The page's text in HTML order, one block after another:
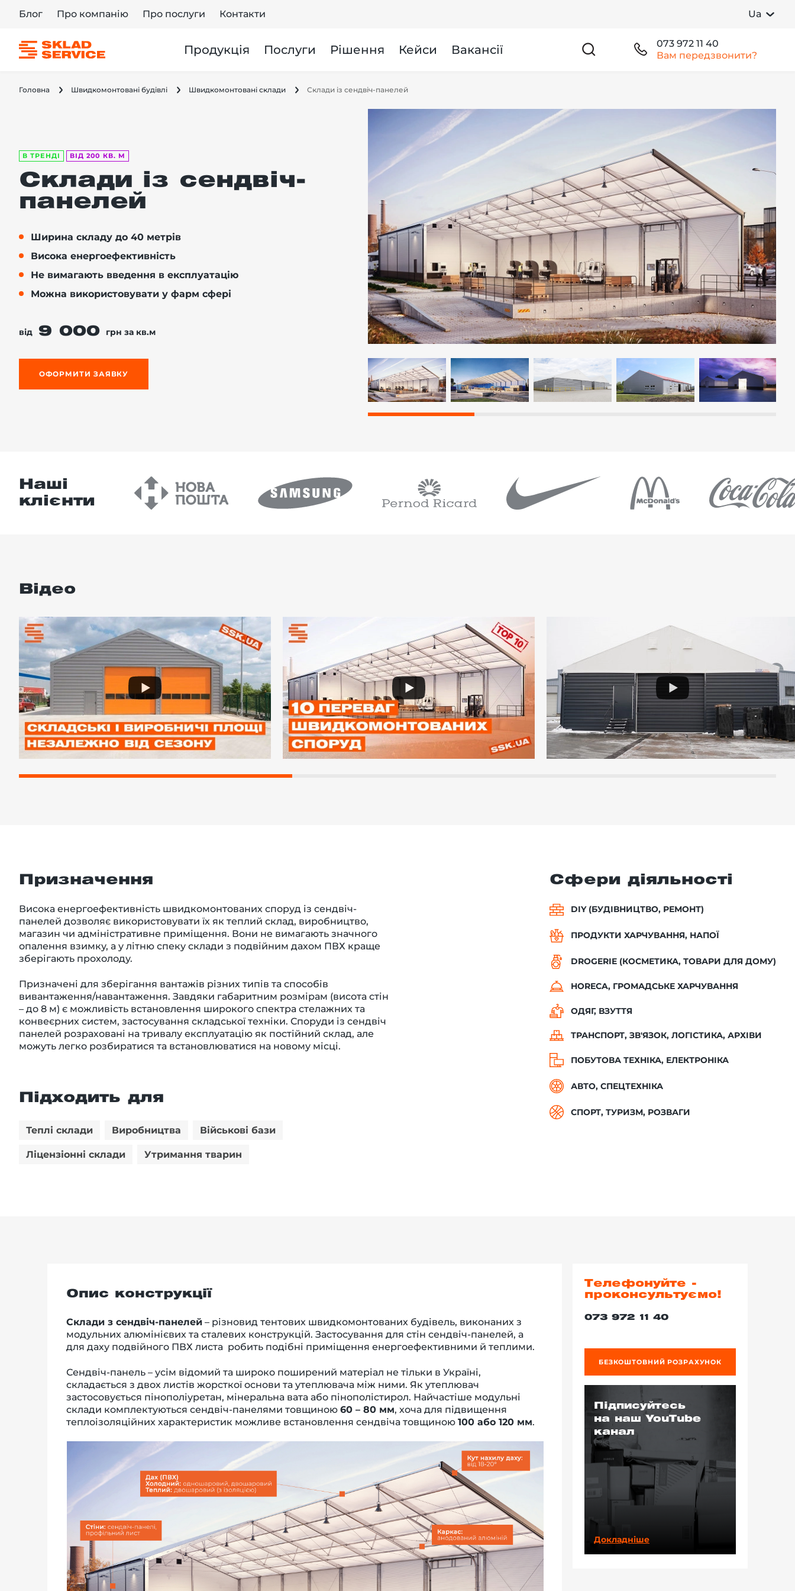
Блог Про компанію Про послуги Контакти Ua
Продукція Послуги Рішення Кейси Вакансії
073 972 11 40
Вам передзвонити?
Головна Швидкомонтовані будівлі Швидкомонтовані склади Склади із сендвіч-панелей
В ТРЕНДІ ВІД 200 КВ. М
Склади із сендвіч-
панелей
Ширина складу до 40 метрів
Висока енергоефективність
Не вимагають введення в експлуатацію
Можна використовувати у фарм сфері
від 9 000 грн за кв.м
ОФОРМИТИ ЗАЯВКУ
Наші
клієнти
Відео
Призначення
Висока енергоефективність швидкомонтованих споруд із сендвіч-
панелей дозволяє використовувати їх як теплий склад, виробництво,
магазин чи адміністративне приміщення. Вони не вимагають значного
опалення взимку, а у літню спеку склади з подвійним дахом ПВХ краще
зберігають прохолоду.
Призначені для зберігання вантажів різних типів та способів
вивантаження/навантаження. Завдяки габаритним розмірам (висота стін
– до 8 м) є можливість встановлення широкого спектра стелажних та
конвеєрних систем, застосування складської техніки. Споруди із сендвіч
панелей розраховані на тривалу експлуатацію як постійний склад, але
можуть легко розбиратися та встановлюватися на новому місці.
Підходить для
Теплі склади Виробництва Військові бази
Ліцензіонні склади Утримання тварин
Сфери діяльності
DIY (БУДІВНИЦТВО, РЕМОНТ)
ПРОДУКТИ ХАРЧУВАННЯ, НАПОЇ
DROGERIE (КОСМЕТИКА, ТОВАРИ ДЛЯ ДОМУ)
HORECA, ГРОМАДСЬКЕ ХАРЧУВАННЯ
ОДЯГ, ВЗУТТЯ
ТРАНСПОРТ, ЗВ'ЯЗОК, ЛОГІСТИКА, АРХІВИ
ПОБУТОВА ТЕХНІКА, ЕЛЕКТРОНІКА
АВТО, СПЕЦТЕХНІКА
СПОРТ, ТУРИЗМ, РОЗВАГИ
Опис конструкції
Склади з сендвіч-панелей – різновид тентових швидкомонтованих будівель, виконаних з
модульних алюмінієвих та сталевих конструкцій. Застосування для стін сендвіч-панелей, а
для даху подвійного ПВХ листа робить подібні приміщення енергоефективними й теплими.
Сендвіч-панель – усім відомий та широко поширений матеріал не тільки в Україні,
складається з двох листів жорсткої основи та утеплювача між ними. Як утеплювач
застосовується пінополіуретан, мінеральна вата або пінополістирол. Найчастіше модульні
склади комплектуються сендвіч-панелями товщиною 60 – 80 мм, хоча для підвищення
теплоізоляційних характеристик можливе встановлення сендвіча товщиною 100 або 120 мм.
Телефонуйте -
проконсультуємо!
073 972 11 40
БЕЗКОШТОВНИЙ РОЗРАХУНОК
Підписуйтесь
на наш YouTube
канал
Докладніше